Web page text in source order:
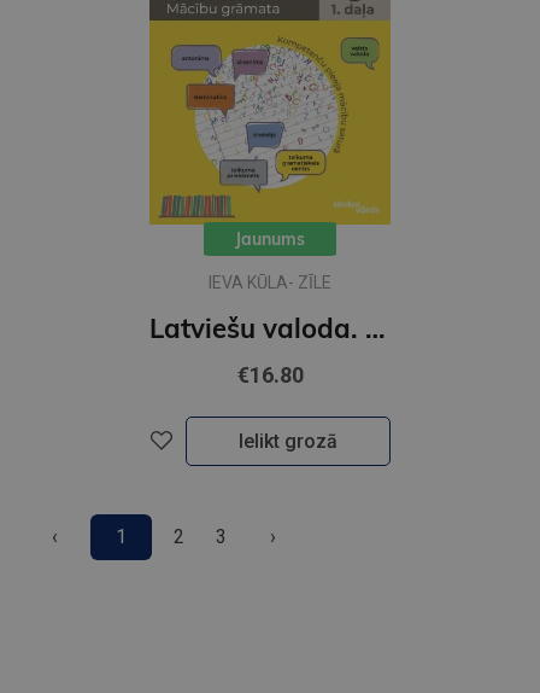
Jaunums
IEVA KŪLA- ZĪLE
Latviešu valoda. Skolēna grāmata 2. klasei I daļa
€16.80
Ielikt grozā
‹ 1 2 3 ›